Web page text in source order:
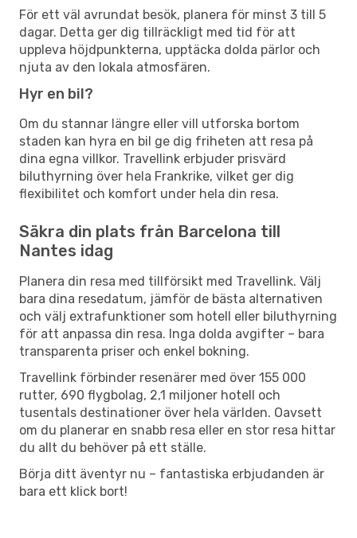
För ett väl avrundat besök, planera för minst 3 till 5
dagar. Detta ger dig tillräckligt med tid för att
uppleva höjdpunkterna, upptäcka dolda pärlor och
njuta av den lokala atmosfären.
Hyr en bil?
Om du stannar längre eller vill utforska bortom
staden kan hyra en bil ge dig friheten att resa på
dina egna villkor. Travellink erbjuder prisvärd
biluthyrning över hela Frankrike, vilket ger dig
flexibilitet och komfort under hela din resa.
Säkra din plats från Barcelona till
Nantes idag
Planera din resa med tillförsikt med Travellink. Välj
bara dina resedatum, jämför de bästa alternativen
och välj extrafunktioner som hotell eller biluthyrning
för att anpassa din resa. Inga dolda avgifter – bara
transparenta priser och enkel bokning.
Travellink förbinder resenärer med över 155 000
rutter, 690 flygbolag, 2,1 miljoner hotell och
tusentals destinationer över hela världen. Oavsett
om du planerar en snabb resa eller en stor resa hittar
du allt du behöver på ett ställe.
Börja ditt äventyr nu – fantastiska erbjudanden är
bara ett klick bort!